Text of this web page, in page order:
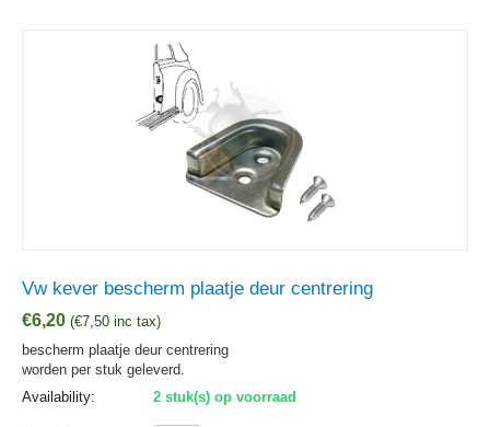
Vw kever bescherm plaatje deur centrering
€6,20 (€7,50 inc tax)
bescherm plaatje deur centrering
worden per stuk geleverd.
Availability:
2 stuk(s) op voorraad